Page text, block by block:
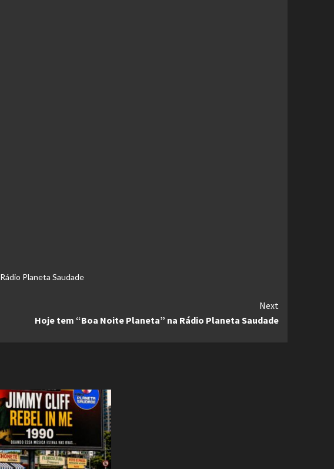
Rádio Planeta Saudade
Next
Hoje tem “Boa Noite Planeta” na Rádio Planeta Saudade